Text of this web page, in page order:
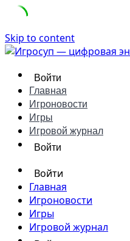
Skip to content
Войти
Главная
Игроновости
Игры
Игровой журнал
Войти
Войти
Главная
Игроновости
Игры
Игровой журнал